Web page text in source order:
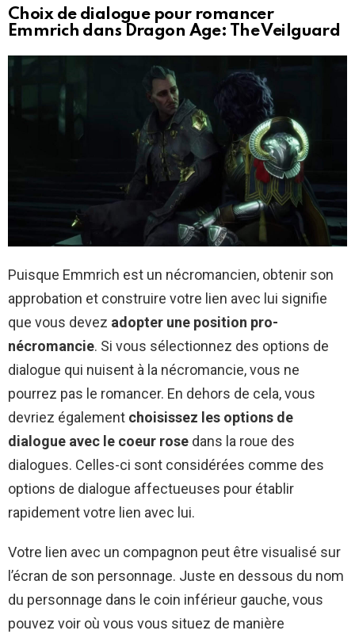
Choix de dialogue pour romancer
Emmrich dans Dragon Age: The Veilguard
Puisque Emmrich est un nécromancien, obtenir son
approbation et construire votre lien avec lui signifie
que vous devez adopter une position pro-
nécromancie. Si vous sélectionnez des options de
dialogue qui nuisent à la nécromancie, vous ne
pourrez pas le romancer. En dehors de cela, vous
devriez également choisissez les options de
dialogue avec le coeur rose dans la roue des
dialogues. Celles-ci sont considérées comme des
options de dialogue affectueuses pour établir
rapidement votre lien avec lui.
Votre lien avec un compagnon peut être visualisé sur
l’écran de son personnage. Juste en dessous du nom
du personnage dans le coin inférieur gauche, vous
pouvez voir où vous vous situez de manière